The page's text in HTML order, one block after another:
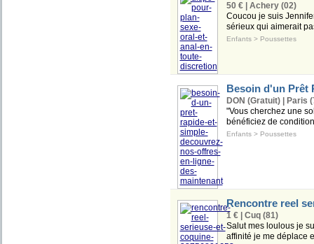
50 € | Achery (02)
Coucou je suis
sérieux qui aimerait
Enfants> Poussettes
Besoin d'un Prêt
DON (Gratuit) | Paris
"Vous cherchez une
bénéficiez de
Enfants> Poussettes
Rencontre reel
1 € | Cuq (81)
Salut mes loulous je
affinité je me déplace